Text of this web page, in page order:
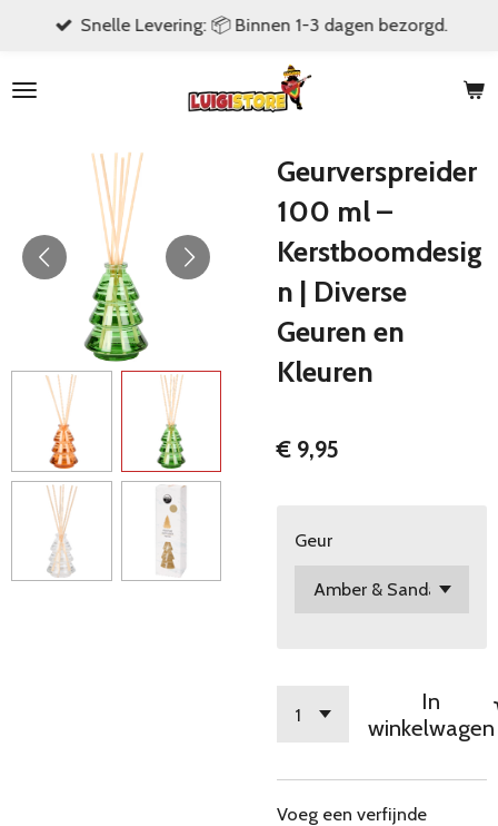
naar
hoofdinhoud
Snelle Levering: 📦 Binnen 1-3 dagen bezorgd.
Geurverspreider
100 ml –
Kerstboomdesig
n | Diverse
Geuren en
Kleuren
€ 9,95
Geur
In
winkelwagen
Voeg een verfijnde